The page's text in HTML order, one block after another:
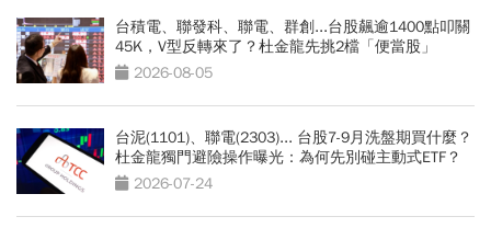
台積電、聯發科、聯電、群創...台股飆逾1400點叩關
45K，V型反轉來了？杜金龍先挑2檔「便當股」
2026-08-05
台泥(1101)、聯電(2303)... 台股7-9月洗盤期買什麼？
杜金龍獨門避險操作曝光：為何先別碰主動式ETF？
2026-07-24